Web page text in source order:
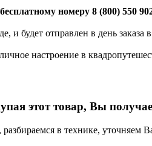
номеру 8 (800) 550
и будет отправлен в день
настроение в
этот товар, Вы
в технике, уточняем